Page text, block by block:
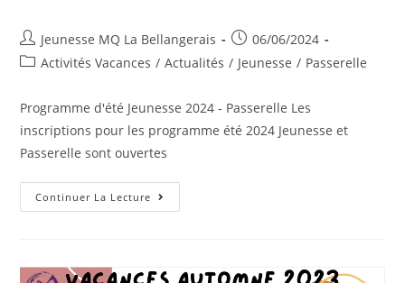
Auteur/autrice
de
Jeunesse MQ La Bellangerais
Publication
publiée :
06/06/2024
PostActivités Vacances / Actualités / Jeunesse / Passerelle
Programme d'été Jeunesse 2024 - Passerelle Les
inscriptions pour les programme été 2024 Jeunesse et
Passerelle sont ouvertes
Continuer La Lecture Programme
Jeunesse